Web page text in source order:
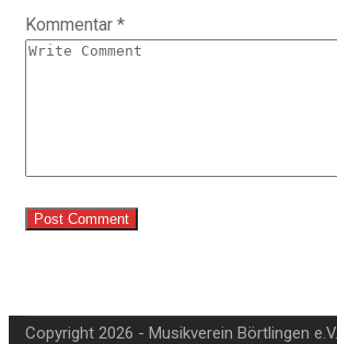
Kommentar *
Copyright 2026 - Musikverein Börtlingen e.V.